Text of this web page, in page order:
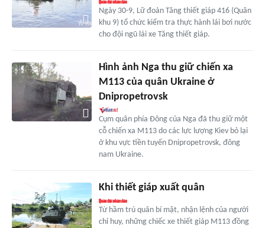
Ngày 30-9, Lữ đoàn Tăng thiết giáp 416 (Quân
khu 9) tổ chức kiểm tra thực hành lái bơi nước
cho đội ngũ lái xe Tăng thiết giáp.
Hình ảnh Nga thu giữ chiến xa
M113 của quân Ukraine ở
Dnipropetrovsk
Cụm quân phía Đông của Nga đã thu giữ một
cỗ chiến xa M113 do các lực lượng Kiev bỏ lại
ở khu vực tiền tuyến Dnipropetrovsk, đông
nam Ukraine.
Khi thiết giáp xuất quân
Từ hầm trú quân bí mật, nhận lệnh của người
chỉ huy, những chiếc xe thiết giáp M113 đồng